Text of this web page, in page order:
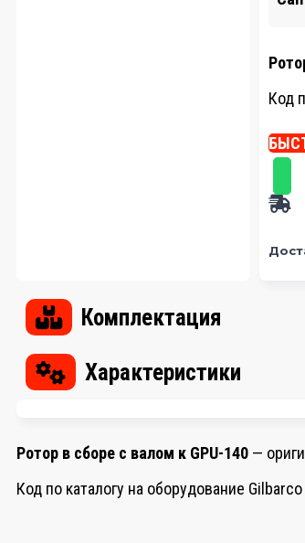
Код
Комплектация
Характеристики
Ротор в сборе с валом к GPU-140 —
Код по каталогу на оборудование Gilbarco